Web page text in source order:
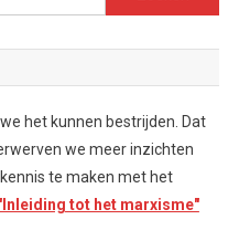
naar:
het kunnen bestrijden. Dat
we meer inzichten
te maken met het
tot het marxisme"